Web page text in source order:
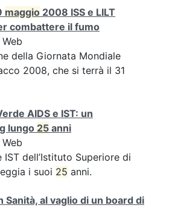
maggio 2008 ISS e LILT
combattere il fumo
della Giornata Mondiale
2008, che si terrà il 31
AIDS e IST: un
lungo 25 anni
IST dell’Istituto Superiore di
i suoi 25 anni.
Sanità, al vaglio di un board di